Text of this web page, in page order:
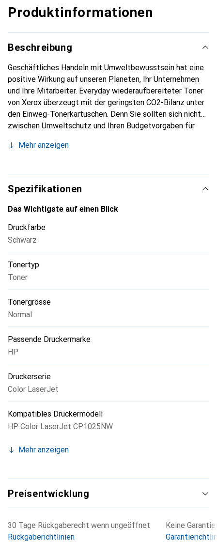
Produktinformationen
Beschreibung
Geschäftliches Handeln mit Umweltbewusstsein hat eine
positive Wirkung auf unseren Planeten, Ihr Unternehmen
und Ihre Mitarbeiter. Everyday wiederaufbereiteter Toner
von Xerox überzeugt mit der geringsten CO2-Bilanz unter
den Einweg-Tonerkartuschen. Denn Sie sollten sich nicht
zwischen Umweltschutz und Ihren Budgetvorgaben für
erstklassiger Xerox-Qualität mit ökologischer
Er ist mit den gängigsten Druckermarken kompatibel.
Mehr anzeigen
Spezifikationen
Das Wichtigste auf einen Blick
Druckfarbe
Schwarz
Tonertyp
Toner
Tonergrösse
Normal
Passende Druckermarke
HP
Druckerserie
Color LaserJet
Kompatibles Druckermodell
HP Color LaserJet CP1025NW
Mehr anzeigen
Preisentwicklung
30 Tage Rückgaberecht wenn ungeöffnet
Rückgaberichtlinien
Keine Garantie